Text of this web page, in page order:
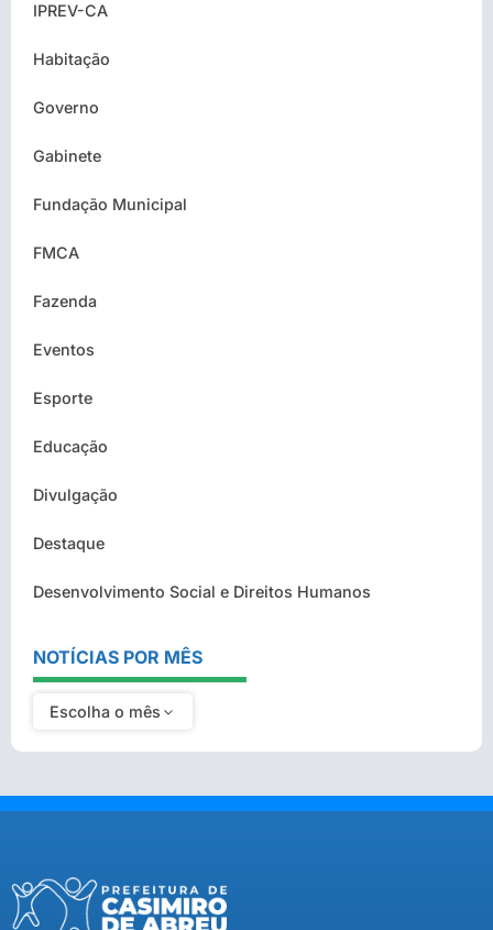
IPREV-CA
Habitação
Governo
Gabinete
Fundação Municipal
FMCA
Fazenda
Eventos
Esporte
Educação
Divulgação
Destaque
Desenvolvimento Social e Direitos Humanos
NOTÍCIAS POR MÊS
Escolha o mês